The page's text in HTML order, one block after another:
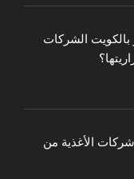
الشركات
كيف يحمي نظام HACCP شركات الأغذية من